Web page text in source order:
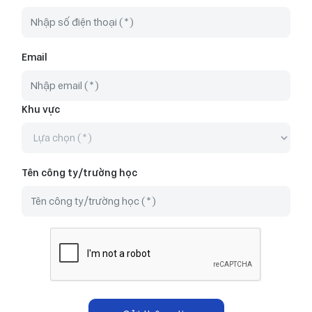
Email
Khu vực
Tên công ty/trường học